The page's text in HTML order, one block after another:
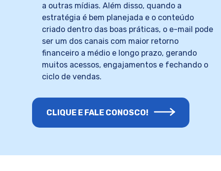
a outras mídias. Além disso, quando a
estratégia é bem planejada e o conteúdo
criado dentro das boas práticas, o e-mail pode
ser um dos canais com maior retorno
financeiro a médio e longo prazo, gerando
muitos acessos, engajamentos e fechando o
ciclo de vendas.
CLIQUE E FALE CONOSCO!